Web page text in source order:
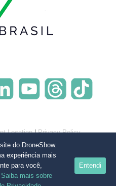
Location|Privacy Policy
do DroneShow.
experiência mais
para você,
Saiba mais sobre
Entendi